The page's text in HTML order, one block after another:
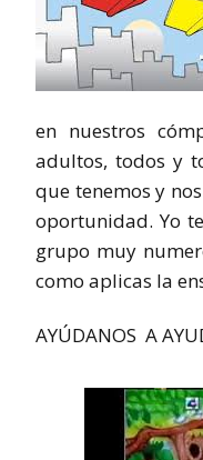
en nuestros
adultos, todos y
que tenemos y
oportunidad. Yo
grupo muy
como aplicas la
AYÚDANOS A